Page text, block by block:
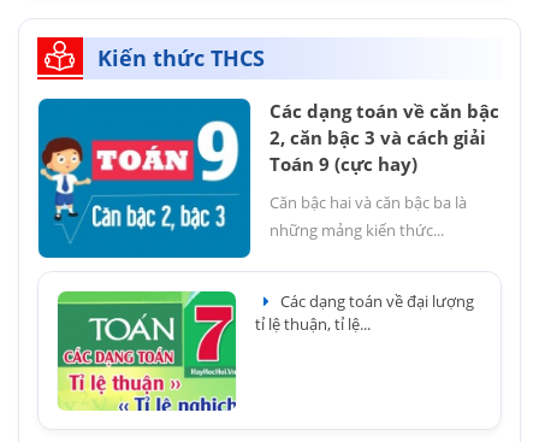
Kiến thức THCS
Các dạng toán về căn bậc
2, căn bậc 3 và cách giải
Toán 9 (cực hay)
Căn bậc hai và căn bậc ba là
những mảng kiến thức...
Các dạng toán về đại lượng
tỉ lệ thuận, tỉ lệ...